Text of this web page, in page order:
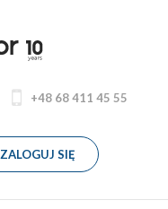
+48 68 411 45 55
ZALOGUJ SIĘ